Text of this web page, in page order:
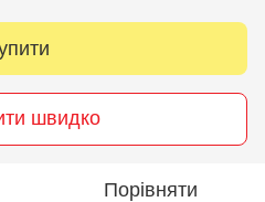
швидко
Порівняти